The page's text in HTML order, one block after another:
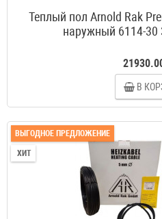
Теплый пол Arnold Rak
наружный 6114-
В
ВЫГОДНОЕ ПРЕДЛОЖЕНИЕ
ХИТ